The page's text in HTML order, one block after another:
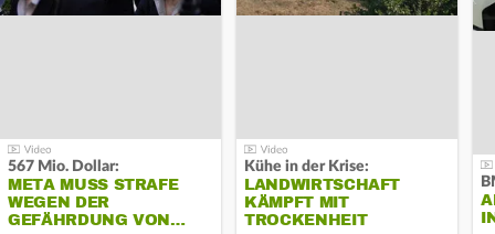
567 Mio. Dollar:
META MUSS STRAFE
WEGEN DER
GEFÄHRDUNG VON…
Kühe in der Krise:
LANDWIRTSCHAFT
KÄMPFT MIT
TROCKENHEIT